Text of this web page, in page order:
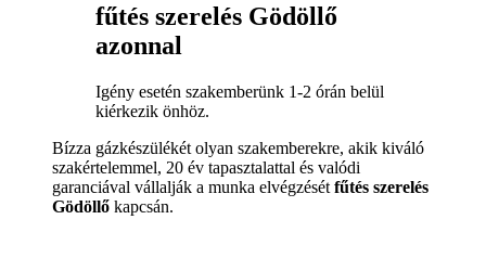
fűtés szerelés Gödöllő
azonnal
Igény esetén szakemberünk 1-2 órán belül
kiérkezik önhöz.
Bízza gázkészülékét olyan szakemberekre, akik kiváló
szakértelemmel, 20 év tapasztalattal és valódi
garanciával vállalják a munka elvégzését fűtés szerelés
Gödöllő kapcsán.